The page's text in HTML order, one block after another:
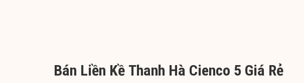
Bán Liền Kề Thanh Hà Cienco 5 Giá Rẻ